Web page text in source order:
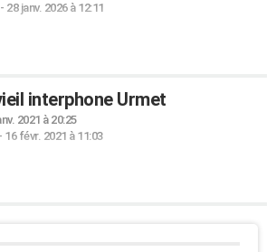
28 janv. 2026 à 12:11
interphone Urmet
2021 à 20:25
16 févr. 2021 à 11:03